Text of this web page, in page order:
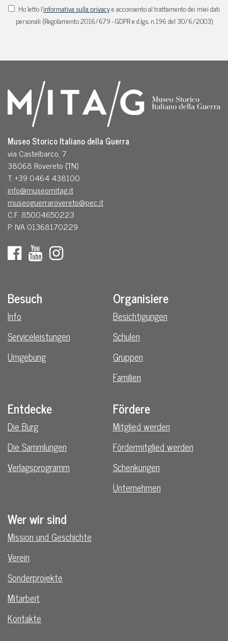
Ho letto l'informativa sulla privacye acconsento al trattamento dei miei dati
personali (Regolamento 2016/679 - GDPR e d.lgs. n.196 del 30/6/2003)
Museo Storico Italiano della Guerra
via Castelbarco, 7
38068 Rovereto (TN)
T. +39 0464 438100
info@museomitag.it
museoguerrarovereto@pec.it
C.F. 85004650223
P. IVA 01368170229
Besuch
Info
Serviceleistungen
Umgebung
Organisiere
Besichtigungen
Schulen
Gruppen
Familien
Entdecke
Die Burg
Die Sammlungen
Verlagsprogramm
Fördere
Mitglied werden
Fördermitglied werden
Schenkungen
Unternehmen
Wer wir sind
Mission und Geschichte
Verein
Sonderprojekte
Mitarbeit
Kontakte